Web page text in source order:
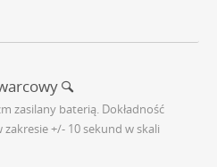
zasilany baterią. Dokładność
zakresie +/- 10 sekund w skali